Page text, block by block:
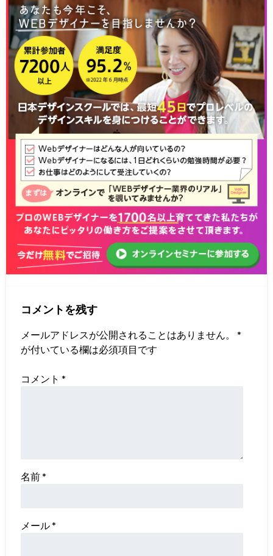
コメントを残す
メールアドレスが公開されることはありません。
*
が付いている欄は必須項目です
コメント *
名前*
メール*